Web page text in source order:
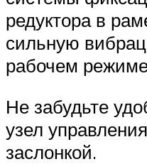
редуктора в
сильную
рабочем
Не забудьте
узел
заслонкой.